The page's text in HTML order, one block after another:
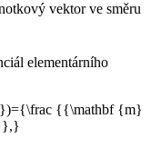
vektor ve směru
elementárního